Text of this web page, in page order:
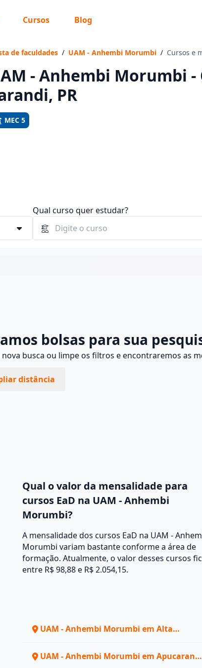
Cursos Blog
Vamos te guiar no caminho ideal para seus estudos
de faculdades / UAM - Anhembi Morumbi / Cursos e
- Anhembi Morumbi
PR
MEC 5
Qual curso quer estudar?
bolsas para sua
busca ou limpe os filtros e encontraremos as
distância
Qual o valor da mensalidade para
cursos EaD na UAM - Anhembi
Morumbi?
A mensalidade dos cursos EaD na UAM -
Morumbi variam bastante conforme a área de
formação. Atualmente, o valor desses cursos
entre R$ 98,88 e R$ 2.054,15.
UAM - Anhembi Morumbi em Alta
UAM - Anhembi Morumbi em Apucarana -